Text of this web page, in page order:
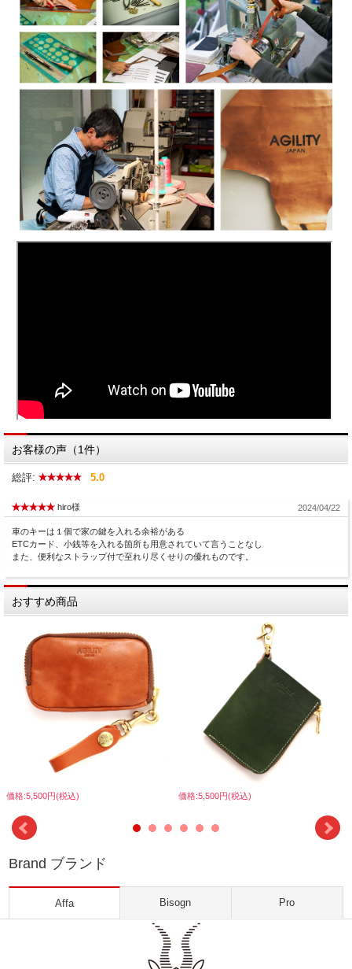
お客様の声（1件）
総評: 5.0
hiro様 2024/04/22
車のキーは１個で家の鍵を入れる余裕がある
ETCカード、小銭等を入れる箇所も用意されていて言うことなし
また、便利なストラップ付で至れり尽くせりの優れものです。
おすすめ商品
価格:5,500円(税込) 価格:5,500円(税込)
Brand ブランド
Affa Bisogn Pro